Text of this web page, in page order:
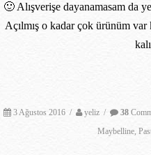
🙂 Alışverişe dayanamasam da
Açılmış o kadar çok ürünüm
3 Ağustos 2016 / yeliz / 38
Maybelline,